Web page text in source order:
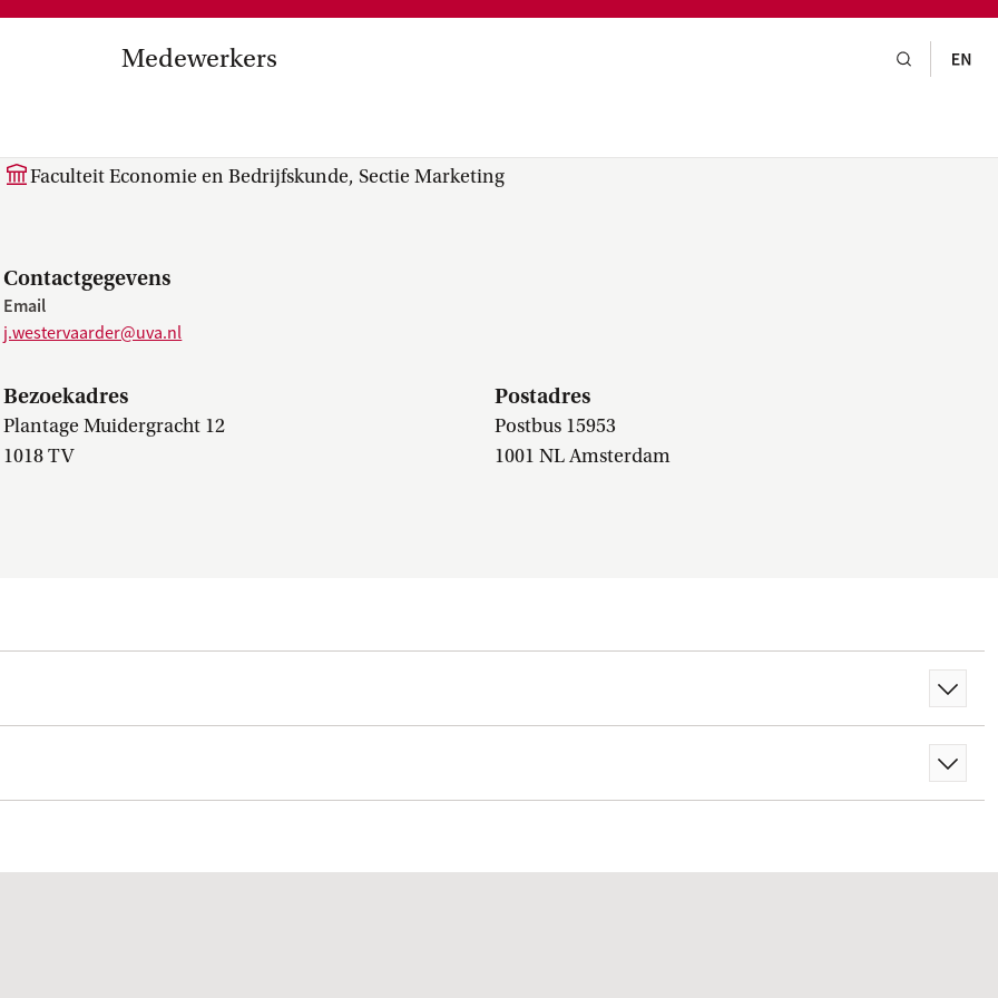
Medewerkers
plan, instellingsplan,
Internationalisering in
Medezeggenschap, ondernemingsraad,
Faculteit Economie en Bedrijfskunde, Sectie Marketing
Contactgegevens
Email
j.westervaarder@uva.nl
Bezoekadres
Plantage Muidergracht 12
1018 TV
Postadres
Postbus 15953
1001 NL Amsterdam